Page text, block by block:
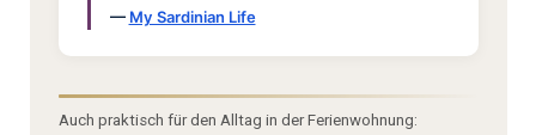
— My Sardinian Life
Auch praktisch für den Alltag in der Ferienwohnung: